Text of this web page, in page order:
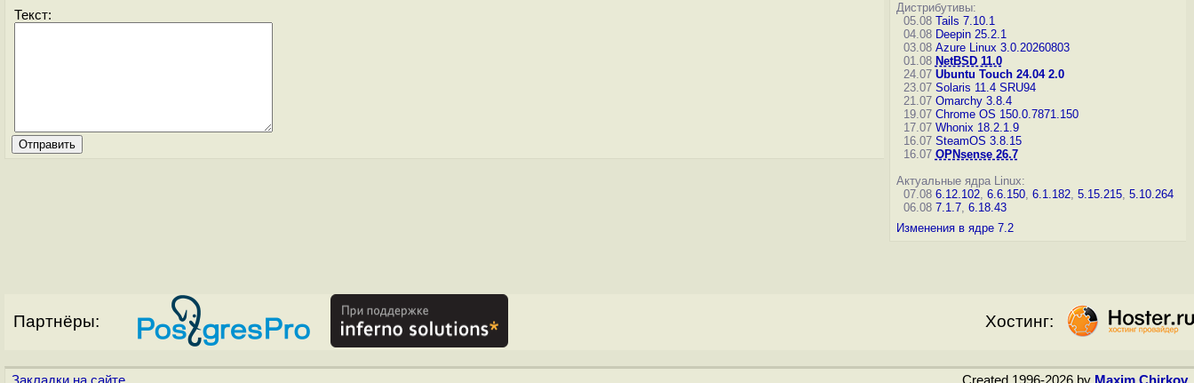
Текст:
Дистрибутивы:
05.08 Tails 7.10.1
04.08 Deepin 25.2.1
03.08 Azure Linux 3.0.20260803
01.08 NetBSD 11.0
24.07 Ubuntu Touch 24.04 2.0
23.07 Solaris 11.4 SRU94
21.07 Omarchy 3.8.4
19.07 Chrome OS 150.0.7871.150
17.07 Whonix 18.2.1.9
16.07 SteamOS 3.8.15
16.07 OPNsense 26.7
Актуальные ядра Linux:
07.08 6.12.102, 6.6.150, 6.1.182, 5.15.215, 5.10.264
06.08 7.1.7, 6.18.43
Изменения в ядре 7.2
Партнёры: Хостинг: